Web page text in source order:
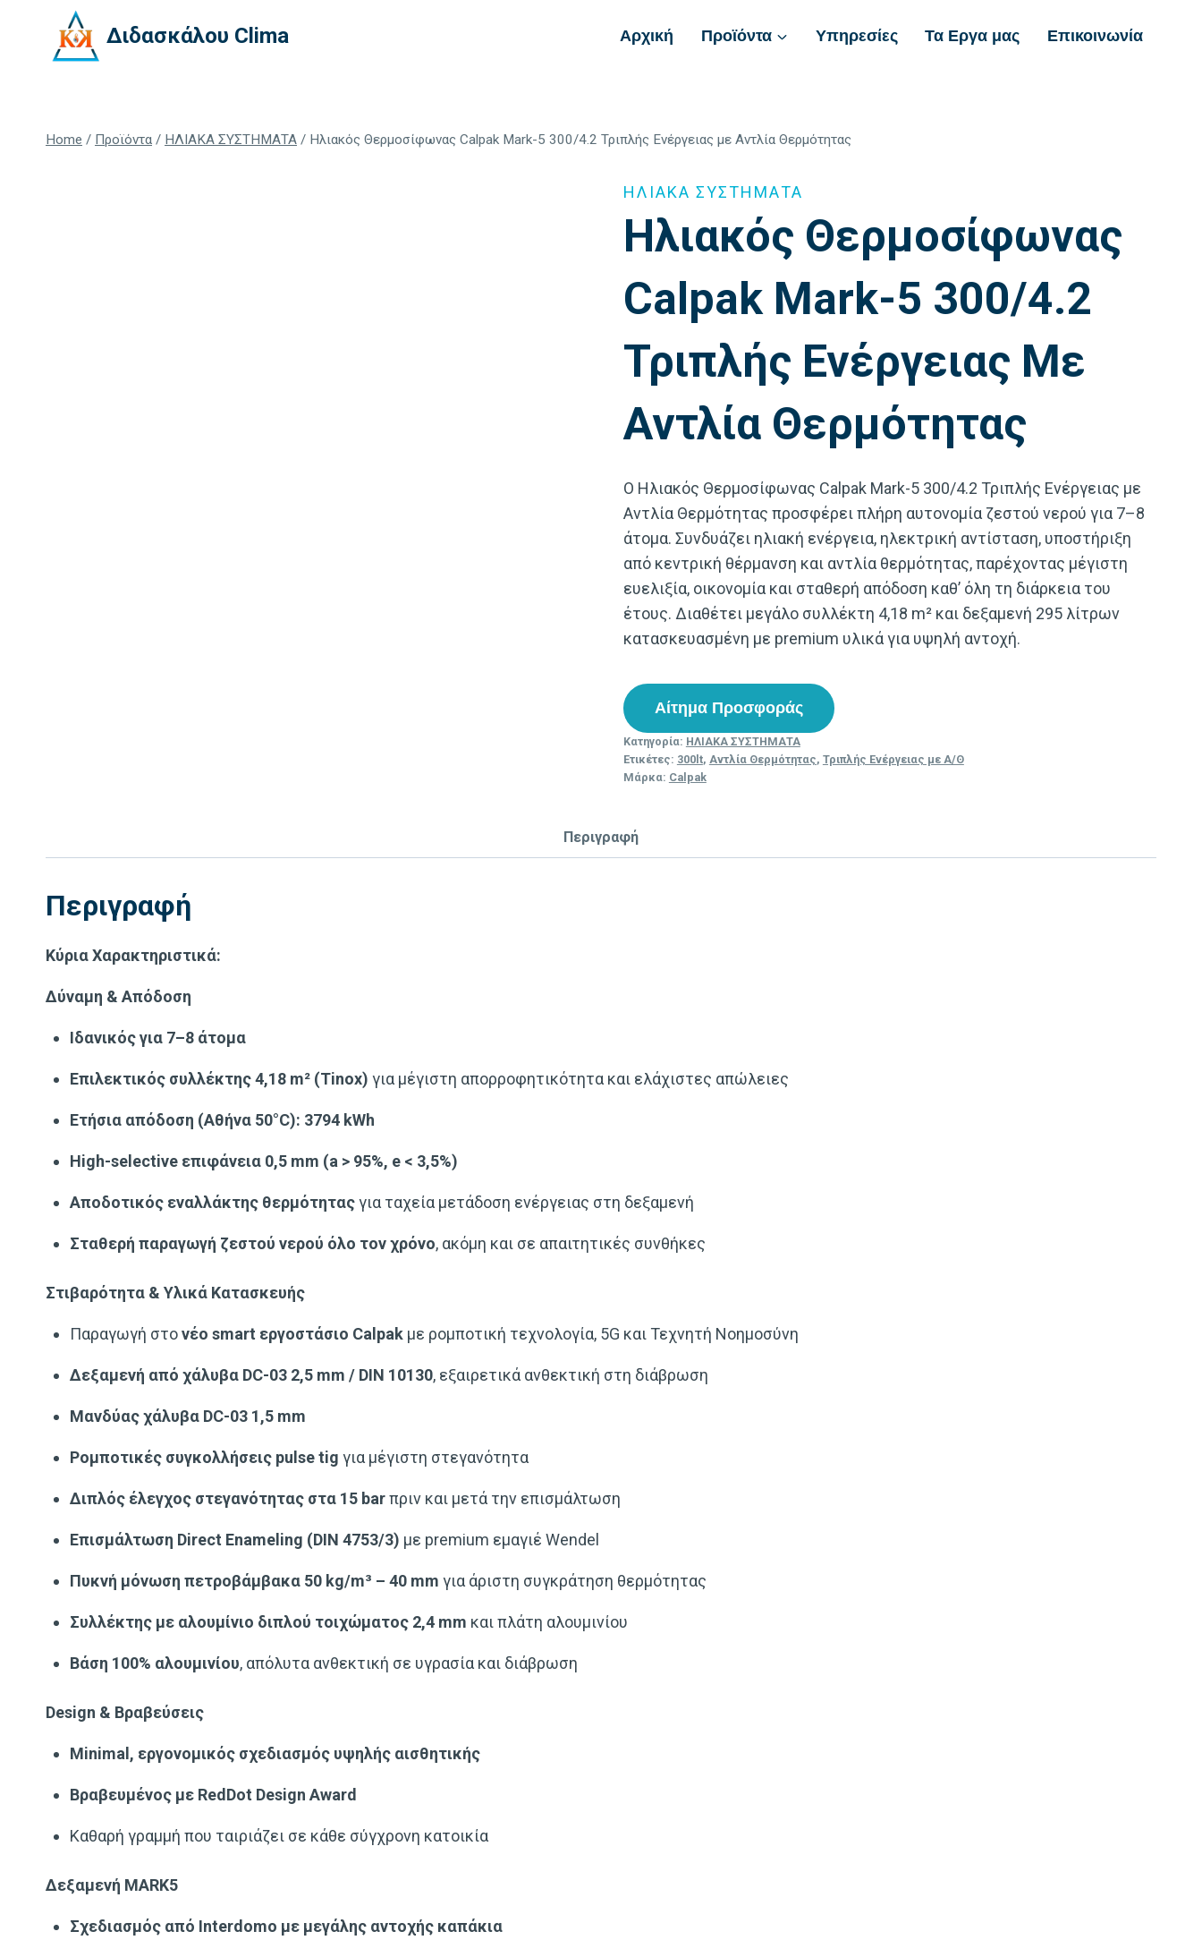
content
Διδασκάλου Clima Αρχική Προϊόντα Υπηρεσίες Τα Εργα μας Επικοινωνία
Home / Προϊόντα / ΗΛΙΑΚΑ ΣΥΣΤΗΜΑΤΑ / Ηλιακός Θερμοσίφωνας Calpak Mark-5 300/4.2 Τριπλής Ενέργειας με Αντλία Θερμότητας
ΗΛΙΑΚΑ ΣΥΣΤΗΜΑΤΑ
Ηλιακός Θερμοσίφωνας
Calpak Mark-5 300/4.2
Τριπλής Ενέργειας Με
Αντλία Θερμότητας
Ο Ηλιακός Θερμοσίφωνας Calpak Mark-5 300/4.2 Τριπλής Ενέργειας με
Αντλία Θερμότητας προσφέρει πλήρη αυτονομία ζεστού νερού για 7–8
άτομα. Συνδυάζει ηλιακή ενέργεια, ηλεκτρική αντίσταση, υποστήριξη
από κεντρική θέρμανση και αντλία θερμότητας, παρέχοντας μέγιστη
ευελιξία, οικονομία και σταθερή απόδοση καθ’ όλη τη διάρκεια του
έτους. Διαθέτει μεγάλο συλλέκτη 4,18 m² και δεξαμενή 295 λίτρων
κατασκευασμένη με premium υλικά για υψηλή αντοχή.
Αίτημα Προσφοράς
Κατηγορία: ΗΛΙΑΚΑ ΣΥΣΤΗΜΑΤΑ
Ετικέτες: 300lt, Αντλία Θερμότητας, Τριπλής Ενέργειας με Α/Θ
Μάρκα: Calpak
Περιγραφή
Περιγραφή
Κύρια Χαρακτηριστικά:
Δύναμη & Απόδοση
Ιδανικός για 7–8 άτομα
Επιλεκτικός συλλέκτης 4,18 m² (Tinox) για μέγιστη απορροφητικότητα και ελάχιστες απώλειες
Ετήσια απόδοση (Αθήνα 50°C): 3794 kWh
High-selective επιφάνεια 0,5 mm (a > 95%, e < 3,5%)
Αποδοτικός εναλλάκτης θερμότηταςγια ταχεία μετάδοση ενέργειας στη δεξαμενή
Σταθερή παραγωγή ζεστού νερού όλο τον χρόνο, ακόμη και σε απαιτητικές συνθήκες
Στιβαρότητα & Υλικά Κατασκευής
Παραγωγή στονέο smart εργοστάσιο Calpak με ρομποτική τεχνολογία, 5G και Τεχνητή Νοημοσύνη
Δεξαμενή από χάλυβα DC-03 2,5 mm / DIN 10130, εξαιρετικά ανθεκτική στη διάβρωση
Μανδύας χάλυβα DC-03 1,5 mm
Ρομποτικές συγκολλήσεις pulse tig για μέγιστη στεγανότητα
Διπλός έλεγχος στεγανότητας στα 15 barπριν και μετά την επισμάλτωση
Επισμάλτωση Direct Enameling (DIN 4753/3) με premium εμαγιέ Wendel
Πυκνή μόνωση πετροβάμβακα 50 kg/m³ – 40 mm για άριστη συγκράτηση θερμότητας
Συλλέκτης με αλουμίνιο διπλού τοιχώματος 2,4 mm και πλάτη αλουμινίου
Βάση 100% αλουμινίου, απόλυτα ανθεκτική σε υγρασία και διάβρωση
Design & Βραβεύσεις
Minimal, εργονομικός σχεδιασμός υψηλής αισθητικής
Βραβευμένος με RedDot Design Award
Καθαρή γραμμή που ταιριάζει σε κάθε σύγχρονη κατοικία
Δεξαμενή MARK5
Σχεδιασμός από Interdomo με μεγάλης αντοχής καπάκια